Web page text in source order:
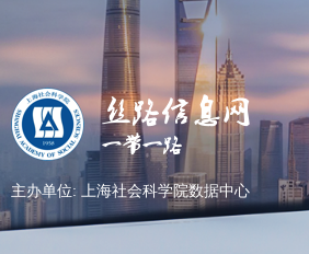
主办单位: 上海社会科学院数据中心